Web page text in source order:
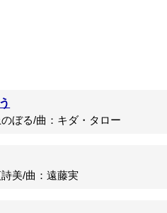
る/曲：キダ・タロー
美/曲：遠藤実